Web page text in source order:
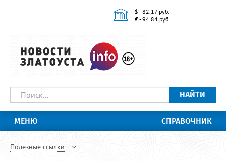
$ - 82.17 руб.
€ - 94.84 руб.
НАЙТИ
МЕНЮ СПРАВОЧНИК
Полезные ссылки